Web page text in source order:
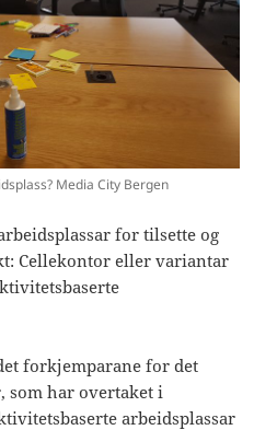
Media City Bergen
for tilsette og
Cellekontor eller variantar
forkjemparane for det
som har overtaket i
arbeidsplassar